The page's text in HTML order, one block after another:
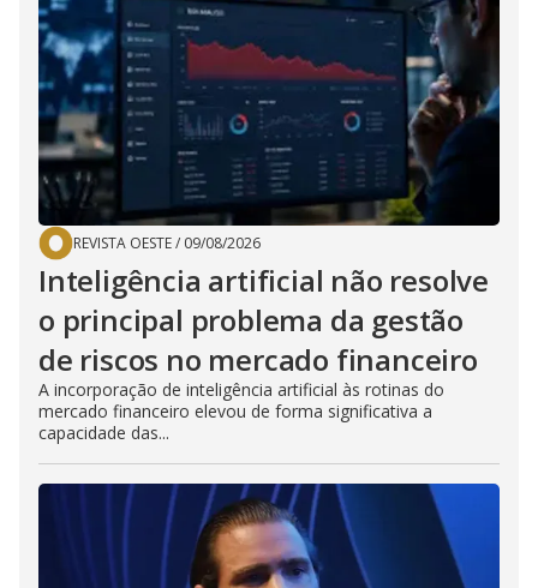
REVISTA OESTE/ 09/08/2026
Inteligência artificial não resolve
o principal problema da gestão
de riscos no mercado financeiro
A incorporação de inteligência artificial às rotinas do
mercado financeiro elevou de forma significativa a
capacidade das...